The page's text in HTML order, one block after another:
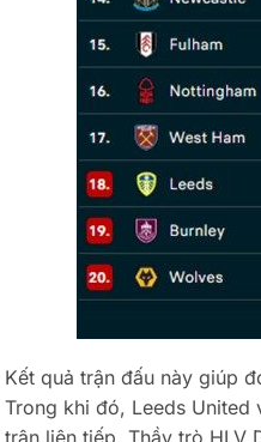
Kết quả trận đấu này giúp
Trong khi đó, Leeds